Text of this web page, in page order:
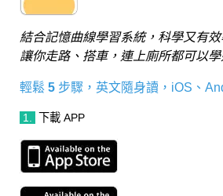
結合記憶曲線學習系統，科學又有
讓你走路、搭車，連上廁所都可以
輕鬆 5 步驟，英文隨身讀，iOS、
1. 下載 APP